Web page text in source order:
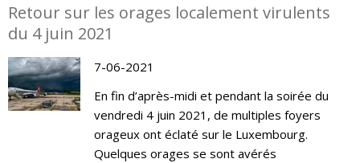
Retour sur les orages localement virulents
du 4 juin 2021
7-06-2021
En fin d’après-midi et pendant la soirée du
vendredi 4 juin 2021, de multiples foyers
orageux ont éclaté sur le Luxembourg.
Quelques orages se sont avérés